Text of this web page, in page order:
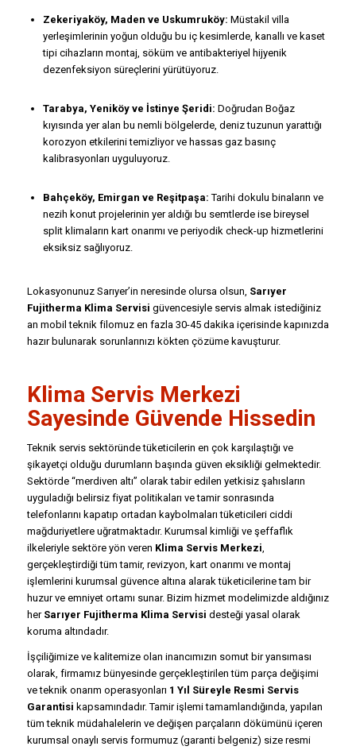
Zekeriyaköy, Maden ve Uskumruköy: Müstakil villa
yerleşimlerinin yoğun olduğu bu iç kesimlerde, kanallı ve kaset
tipi cihazların montaj, söküm ve antibakteriyel hijyenik
dezenfeksiyon süreçlerini yürütüyoruz.
Tarabya, Yeniköy ve İstinye Şeridi: Doğrudan Boğaz
kıyısında yer alan bu nemli bölgelerde, deniz tuzunun yarattığı
korozyon etkilerini temizliyor ve hassas gaz basınç
kalibrasyonları uyguluyoruz.
Bahçeköy, Emirgan ve Reşitpaşa: Tarihi dokulu binaların ve
nezih konut projelerinin yer aldığı bu semtlerde ise bireysel
split klimaların kart onarımı ve periyodik check-up hizmetlerini
eksiksiz sağlıyoruz.
Lokasyonunuz Sarıyer’in neresinde olursa olsun, Sarıyer
Fujitherma Klima Servisi güvencesiyle servis almak istediğiniz
an mobil teknik filomuz en fazla 30-45 dakika içerisinde kapınızda
hazır bulunarak sorunlarınızı kökten çözüme kavuşturur.
Klima Servis Merkezi
Sayesinde Güvende Hissedin
Teknik servis sektöründe tüketicilerin en çok karşılaştığı ve
şikayetçi olduğu durumların başında güven eksikliği gelmektedir.
Sektörde “merdiven altı” olarak tabir edilen yetkisiz şahısların
uyguladığı belirsiz fiyat politikaları ve tamir sonrasında
telefonlarını kapatıp ortadan kaybolmaları tüketicileri ciddi
mağduriyetlere uğratmaktadır. Kurumsal kimliği ve şeffaflık
ilkeleriyle sektöre yön veren Klima Servis Merkezi,
gerçekleştirdiği tüm tamir, revizyon, kart onarımı ve montaj
işlemlerini kurumsal güvence altına alarak tüketicilerine tam bir
huzur ve emniyet ortamı sunar. Bizim hizmet modelimizde aldığınız
her Sarıyer Fujitherma Klima Servisi desteği yasal olarak
koruma altındadır.
İşçiliğimize ve kalitemize olan inancımızın somut bir yansıması
olarak, firmamız bünyesinde gerçekleştirilen tüm parça değişimi
ve teknik onarım operasyonları 1 Yıl Süreyle Resmi Servis
Garantisi kapsamındadır. Tamir işlemi tamamlandığında, yapılan
tüm teknik müdahalelerin ve değişen parçaların dökümünü içeren
kurumsal onaylı servis formumuz (garanti belgeniz) size resmi